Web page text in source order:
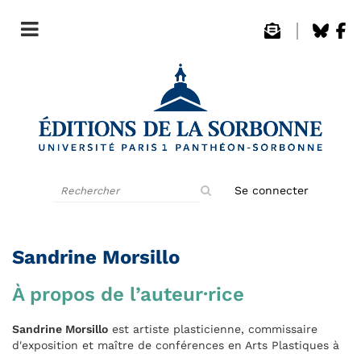
Se connecter
Sandrine Morsillo
À propos de l’auteur·rice
Sandrine Morsillo est artiste plasticienne, commissaire
d'exposition et maître de conférences en Arts Plastiques à